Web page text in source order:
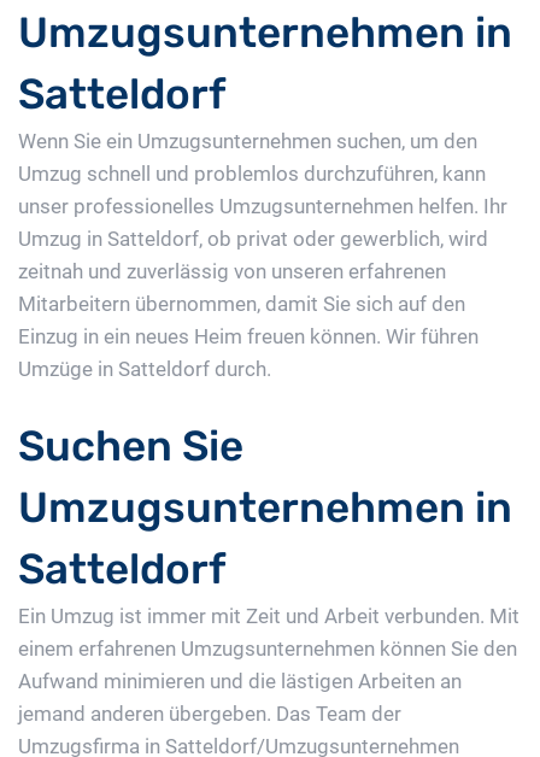
Umzugsunternehmen in
Satteldorf
Wenn Sie ein Umzugsunternehmen suchen, um den
Umzug schnell und problemlos durchzuführen, kann
unser professionelles Umzugsunternehmen helfen. Ihr
Umzug in Satteldorf, ob privat oder gewerblich, wird
zeitnah und zuverlässig von unseren erfahrenen
Mitarbeitern übernommen, damit Sie sich auf den
Einzug in ein neues Heim freuen können. Wir führen
Umzüge in Satteldorf durch.
Suchen Sie
Umzugsunternehmen in
Satteldorf
Ein Umzug ist immer mit Zeit und Arbeit verbunden. Mit
einem erfahrenen Umzugsunternehmen können Sie den
Aufwand minimieren und die lästigen Arbeiten an
jemand anderen übergeben. Das Team der
Umzugsfirma in Satteldorf/Umzugsunternehmen